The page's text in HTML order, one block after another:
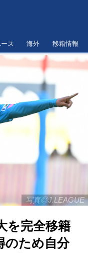
ス 海外 移籍情報
写真◎J.LEAGUE
を完全移籍
のため自分